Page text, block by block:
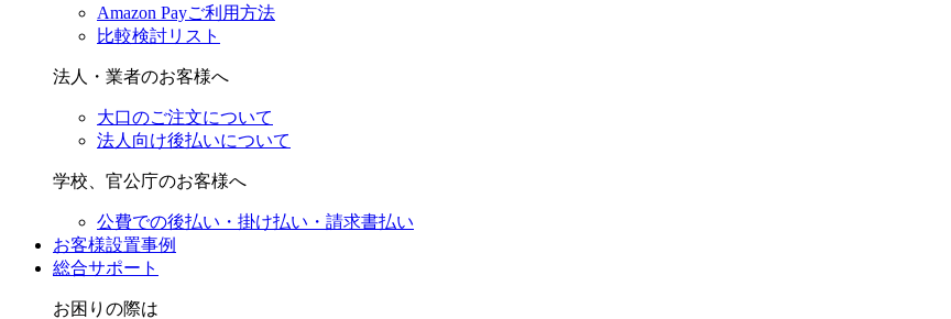
Amazon Payご利用方法
比較検討リスト
法人・業者のお客様へ
大口のご注文について
法人向け後払いについて
学校、官公庁のお客様へ
公費での後払い・掛け払い・請求書払い
お客様設置事例
総合サポート
お困りの際は